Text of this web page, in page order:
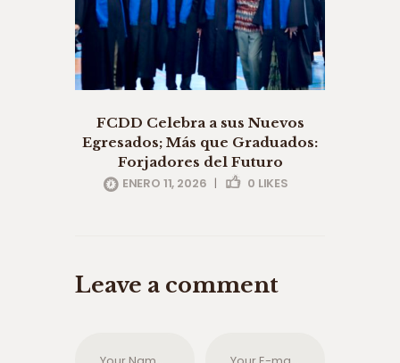
FCDD Celebra a sus Nuevos
Egresados; Más que Graduados:
Forjadores del Futuro
ENERO 11, 2026 | 0 LIKES
Leave a comment